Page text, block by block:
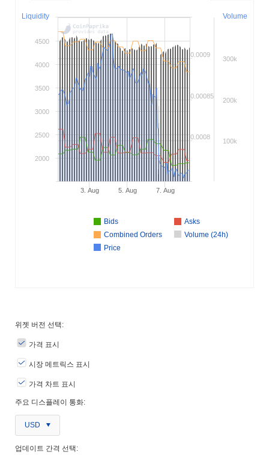
Volume
Liquidity
Bids
Asks
Combined Orders
Volume (24h)
Price
3. Aug 5. Aug 7. Aug
0.0008
0.00085
0.0009
100k
200k
300k
2000
2500
3000
3500
4000
4500
위젯 버전 선택:
가격 표시
시장 메트릭스 표시
가격 차트 표시
주요 디스플레이 통화:
USD
업데이트 간격 선택: